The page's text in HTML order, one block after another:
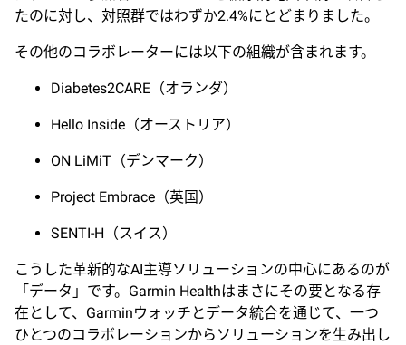
たのに対し、対照群ではわずか2.4%にとどまりました。
その他のコラボレーターには以下の組織が含まれます。
Diabetes2CARE（オランダ）
Hello Inside（オーストリア）
ON LiMiT（デンマーク）
Project Embrace（英国）
SENTI-H（スイス）
こうした革新的なAI主導ソリューションの中心にあるのが
「データ」です。Garmin Healthはまさにその要となる存
在として、Garminウォッチとデータ統合を通じて、一つ
ひとつのコラボレーションからソリューションを生み出し